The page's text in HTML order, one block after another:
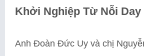
Khởi Nghiệp Từ Nỗi
Anh Đoàn Đức Uy và chị